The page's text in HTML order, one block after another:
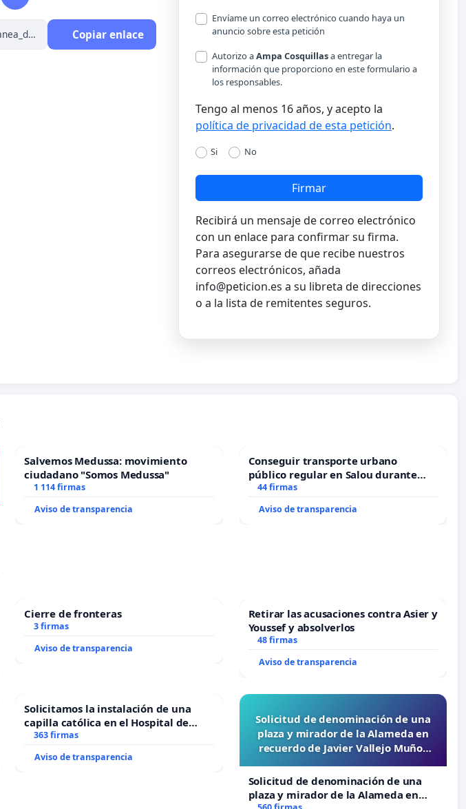
Copiar enlace
Envíame un correo electrónico cuando haya un
anuncio sobre esta petición
Autorizo aAmpa Cosquillasa entregar la
información que proporciono en este formulario a
los responsables.
Tengo al menos 16 años, y acepto la
política de privacidad de esta petición.
Si No
Firmar
Recibirá un mensaje de correo electrónico
con un enlace para confirmar su firma.
Para asegurarse de que recibe nuestros
correos electrónicos, añada
info@peticion.es a su libreta de direcciones
o a la lista de remitentes seguros.
Salvemos Medussa: movimiento
ciudadano "Somos Medussa"
1 114 firmas
Aviso de transparencia
Conseguir transporte urbano
público regular en Salou durante
todo el año
44 firmas
Aviso de transparencia
Cierre de fronteras
3 firmas
Aviso de transparencia
Retirar las acusaciones contra Asier y
Youssef y absolverlos
48 firmas
Aviso de transparencia
Solicitamos la instalación de una
capilla católica en el Hospital de
Alcañiz
363 firmas
Aviso de transparencia
Solicitud de denominación de una
plaza y mirador de la Alameda en
recuerdo de Javier Vallejo Muñoz
Solicitud de denominación de una
plaza y mirador de la Alameda en